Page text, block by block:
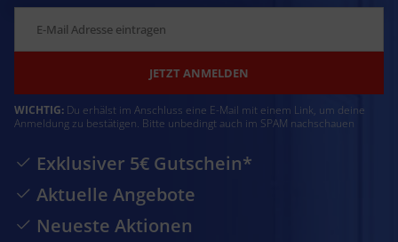
JETZT ANMELDEN
WICHTIG: Du erhälst im Anschluss eine E-Mail mit einem Link, um deine
Anmeldung zu bestätigen. Bitte unbedingt auch im SPAM nachschauen
Exklusiver 5€ Gutschein*
Aktuelle Angebote
Neueste Aktionen